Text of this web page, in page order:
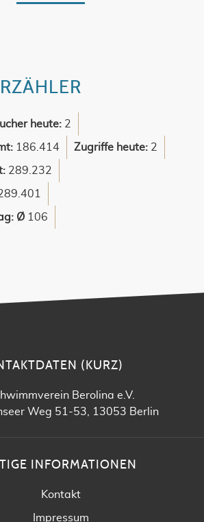
heute: 2
186.414 Zugriffe heute: 2
289.232
Ø 106
(KURZ)
Berolina e.V.
Weg 51-53, 13053 Berlin
INFORMATIONEN
Kontakt
Impressum